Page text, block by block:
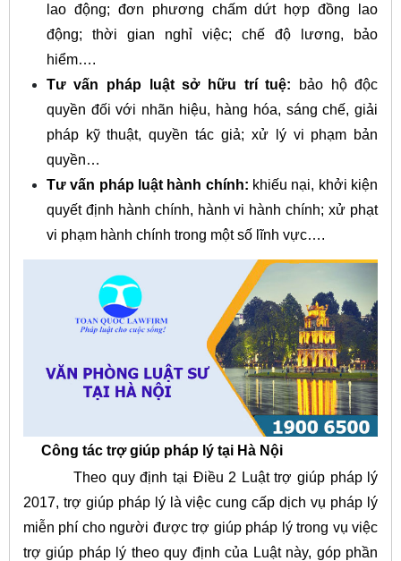
lao động; đơn phương chấm dứt hợp đồng lao
động; thời gian nghỉ việc; chế độ lương, bảo
hiểm….
Tư vấn pháp luật sở hữu trí tuệ:
bảo hộ độc
quyền đối với nhãn hiệu, hàng hóa, sáng chế, giải
pháp kỹ thuật, quyền tác giả; xử lý vi phạm bản
quyền…
Tư vấn pháp luật hành chính: khiếu nại, khởi kiện
quyết định hành chính, hành vi hành chính; xử phạt
vi phạm hành chính trong một số lĩnh vực….
Công tác trợ giúp pháp lý tại Hà Nội
Theo quy định tại Điều 2 Luật trợ giúp pháp lý
2017, trợ giúp pháp lý là việc cung cấp dịch vụ pháp lý
miễn phí cho người được trợ giúp pháp lý trong vụ việc
trợ giúp pháp lý theo quy định của Luật này, góp phần